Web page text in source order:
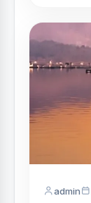
admin